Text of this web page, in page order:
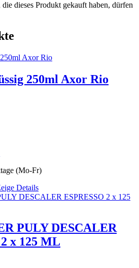
dieses Produkt gekauft haben, dürfen
250ml Axor Rio
(Mo-Fr)
Details
PULY DESCALER
x 125 ML